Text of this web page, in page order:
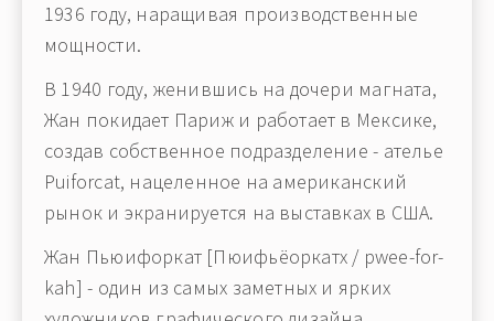
1936 году, наращивая производственные
мощности.
В 1940 году, женившись на дочери магната,
Жан покидает Париж и работает в Мексике,
создав собственное подразделение - ателье
Puiforcat, нацеленное на американский
рынок и экранируется на выставках в США.
Жан Пьюифоркат [Пюифьёоркатх / pwee-for-
kah] - один из самых заметных и ярких